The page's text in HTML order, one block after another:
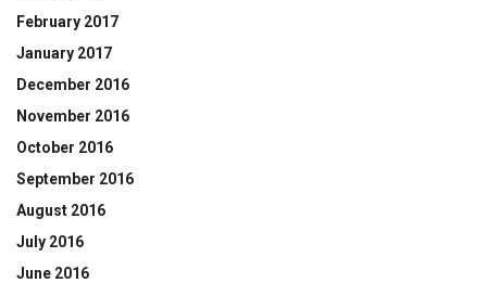
February 2017
January 2017
December 2016
November 2016
October 2016
September 2016
August 2016
July 2016
June 2016